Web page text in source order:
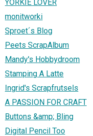
YORKIE LOVER
monitworki
Sproet´s Blog
Peets ScrapAlbum
Mandy's Hobbydroom
Stamping A Latte
Ingrid's Scrapfrutsels
A PASSION FOR CRAFT
Buttons &amp; Bling
Digital Pencil Too